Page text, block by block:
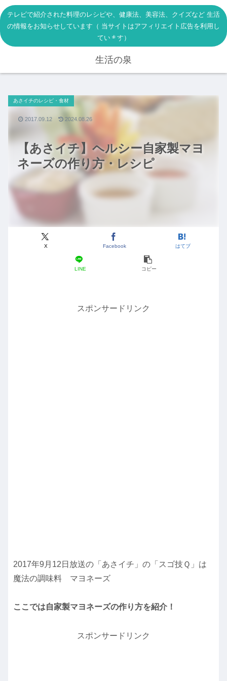
テレビで紹介された料理のレシピや、健康法、美容法、クイズなど 生活
の情報をお知らせしています（ 当サイトはアフィリエイト広告を利用し
ています）
生活の泉
【あさイチ】ヘルシー自家製マヨ
ネーズの作り方・レシピ
あさイチのレシピ・食材
X Facebook はてブ
LINE コピー
2017.09.12 2024.08.26
スポンサードリンク
2017年9月12日放送の「あさイチ」の「スゴ技Ｑ」は
魔法の調味料 マヨネーズ
ここでは自家製マヨネーズの作り方を紹介！
スポンサードリンク